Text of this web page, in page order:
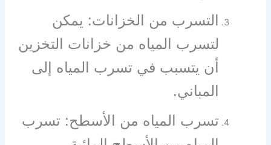
التسرب من الخزانات: يمكن
لتسرب المياه من خزانات التخزين
أن يتسبب في تسرب المياه إلى
المباني.
تسرب المياه من الأسطح: تسرب